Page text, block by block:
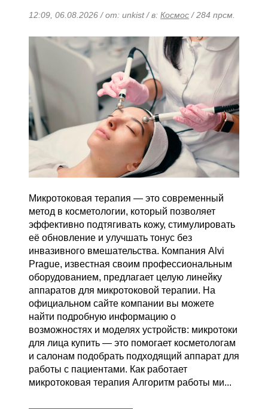
12:09, 06.08.2026 / от: unkist / в: Космос / 284 прсм.
Микротоковая терапия — это современный
метод в косметологии, который позволяет
эффективно подтягивать кожу, стимулировать
её обновление и улучшать тонус без
инвазивного вмешательства. Компания Alvi
Prague, известная своим профессиональным
оборудованием, предлагает целую линейку
аппаратов для микротоковой терапии. На
официальном сайте компании вы можете
найти подробную информацию о
возможностях и моделях устройств: микротоки
для лица купить — это помогает косметологам
и салонам подобрать подходящий аппарат для
работы с пациентами. Как работает
микротоковая терапия Алгоритм работы ми...